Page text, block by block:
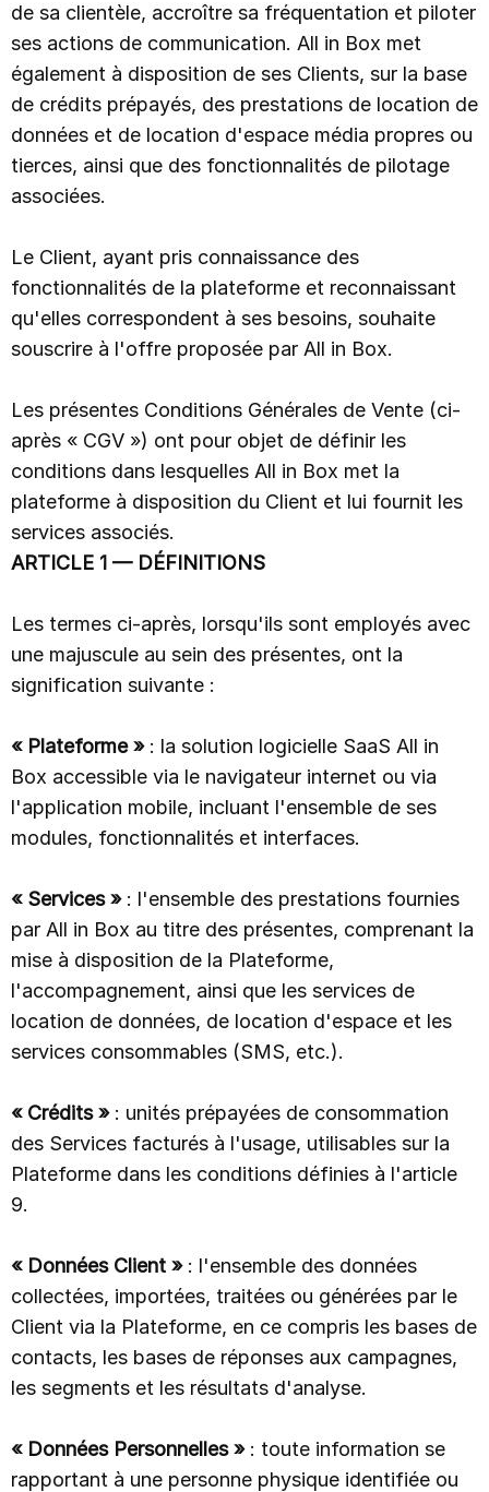
NOUVEAU
Le coach intelligent Eden
Découvrir Eden
de sa clientèle, accroître sa fréquentation et piloter
ses actions de communication. All in Box met
également à disposition de ses Clients, sur la base
de crédits prépayés, des prestations de location de
données et de location d'espace média propres ou
tierces, ainsi que des fonctionnalités de pilotage
associées.
Le Client, ayant pris connaissance des
fonctionnalités de la plateforme et reconnaissant
qu'elles correspondent à ses besoins, souhaite
souscrire à l'offre proposée par All in Box.
Les présentes Conditions Générales de Vente (ci-
après « CGV ») ont pour objet de définir les
conditions dans lesquelles All in Box met la
plateforme à disposition du Client et lui fournit les
services associés.
ARTICLE 1 — DÉFINITIONS
Les termes ci-après, lorsqu'ils sont employés avec
une majuscule au sein des présentes, ont la
signification suivante :
« Plateforme »: la solution logicielle SaaS All in
Box accessible via le navigateur internet ou via
l'application mobile, incluant l'ensemble de ses
modules, fonctionnalités et interfaces.
« Services »: l'ensemble des prestations fournies
par All in Box au titre des présentes, comprenant la
mise à disposition de la Plateforme,
l'accompagnement, ainsi que les services de
location de données, de location d'espace et les
services consommables (SMS, etc.).
« Crédits »: unités prépayées de consommation
des Services facturés à l'usage, utilisables sur la
Plateforme dans les conditions définies à l'article
9.
« Données Client »: l'ensemble des données
collectées, importées, traitées ou générées par le
Client via la Plateforme, en ce compris les bases de
contacts, les bases de réponses aux campagnes,
les segments et les résultats d'analyse.
« Données Personnelles »: toute information se
rapportant à une personne physique identifiée ou